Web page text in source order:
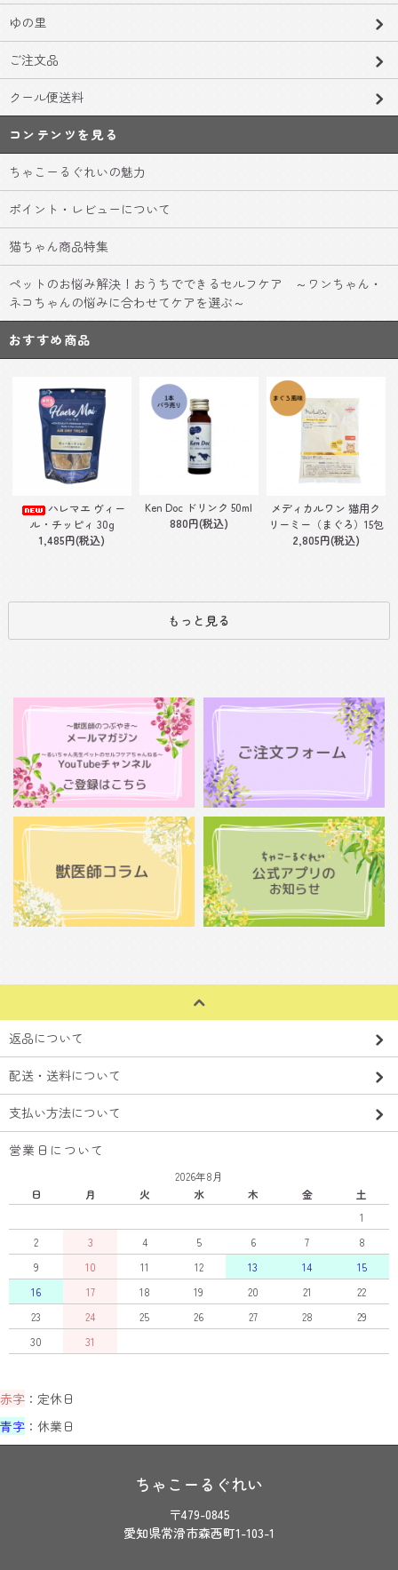
ゆの里
ご注文品
クール便送料
コンテンツを見る
ちゃこーるぐれいの魅力
ポイント・レビューについて
猫ちゃん商品特集
ペットのお悩み解決！おうちでできるセルフケア ～ワンちゃん・
ネコちゃんの悩みに合わせてケアを選ぶ～
おすすめ商品
ハレマエ ヴィー
ル・チッピィ 30g
1,485円(税込)
Ken Doc ドリンク 50ml
880円(税込)
メディカルワン 猫用ク
リーミー（まぐろ）15包
2,805円(税込)
もっと見る
返品について
配送・送料について
支払い方法について
営業日について
2026年8月
日
月 火 水 木 金
土
1
2
3 4 5 6 7
8
9
10 11 12 13 14
15
16
17 18 19 20 21
22
23
24 25 26 27 28
29
30
31
赤字 ：定休日
青字 ：休業日
ちゃこーるぐれい
〒479-0845
愛知県常滑市森西町1-103-1